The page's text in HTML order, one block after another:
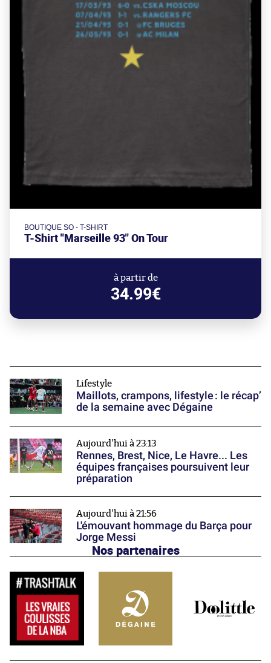
BOUTIQUE SO - T-SHIRT
T-Shirt "Marseille 93" On Tour
à partir de
34.99€
Lifestyle
Maillots, crampons, lifestyle : le récap’
de la semaine avec Dégaine
Aujourd'hui à 23:13
Rennes, Brest, Nice, Le Havre... Les
équipes françaises poursuivent leur
préparation
Aujourd'hui à 21:56
L'émouvant hommage du Barça pour
Jorge Messi
Nos partenaires